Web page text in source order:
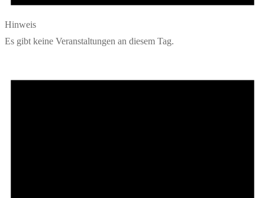
Hinweis
Es gibt keine Veranstaltungen an diesem Tag.